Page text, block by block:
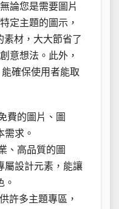
論您是需要圖片
定主題的圖示，
素材，大大節省了
意想法。此外，
能確保使用者能取
費的圖片、圖
需求。
、高品質的圖
屬設計元素，能讓
。
許多主題專區，